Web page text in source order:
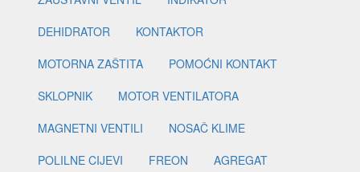
DEHIDRATOR
KONTAKTOR
MOTORNA ZAŠTITA
POMOĆNI KONTAKT
SKLOPNIK
MOTOR VENTILATORA
MAGNETNI VENTILI
NOSAČ KLIME
POLILNE CIJEVI
FREON
AGREGAT